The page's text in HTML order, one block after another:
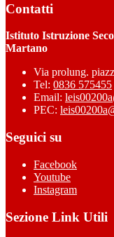
Contatti
Istituto Istruzione
Martano
Via prolung.
Tel: 0836 575455
Email:
PEC:
Seguici su
Facebook
Youtube
Instagram
Sezione Link Utili